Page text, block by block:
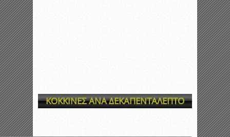
ΚΟΚΚΙΝΕΣ ΑΝΑ ΔΕΚΑΠΕΝΤΑΛΕΠΤΟ